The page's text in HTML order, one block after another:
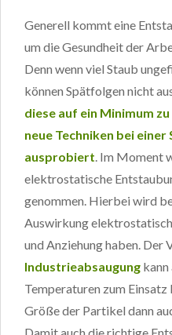
Generell kommt eine
um die Gesundheit der
Denn wenn viel Staub
können Spätfolgen nicht
diese auf ein Minimum
neue Techniken bei
ausprobiert. Im Moment
elektrostatische
genommen. Hierbei wird
Auswirkung
und Anziehung haben. Der
Industrieabsaugung kann
Temperaturen zum
Größe der Partikel dann